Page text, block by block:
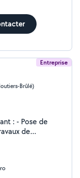
Entreprise
Brûlé)
de
de
isolation,
- Pose de
- Petit